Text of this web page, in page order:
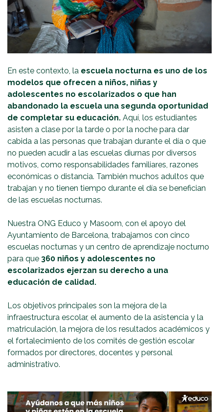
En este contexto, la escuela nocturna es uno de los
modelos que ofrecen a niños, niñas y
adolescentes no escolarizados o que han
abandonado la escuela una segunda oportunidad
de completar su educación. Aquí, los estudiantes
asisten a clase por la tarde o por la noche para dar
cabida a las personas que trabajan durante el día o que
no pueden acudir a las escuelas diurnas por diversos
motivos, como responsabilidades familiares, razones
económicas o distancia. También muchos adultos que
trabajan y no tienen tiempo durante el día se benefician
de las escuelas nocturnas.
Nuestra ONG Educo y Masoom, con el apoyo del
Ayuntamiento de Barcelona, trabajamos con cinco
escuelas nocturnas y un centro de aprendizaje nocturno
para que 360 niños y adolescentes no
escolarizados ejerzan su derecho a una
educación de calidad.
Los objetivos principales son la mejora de la
infraestructura escolar, el aumento de la asistencia y la
matriculación, la mejora de los resultados académicos y
el fortalecimiento de los comités de gestión escolar
formados por directores, docentes y personal
administrativo.